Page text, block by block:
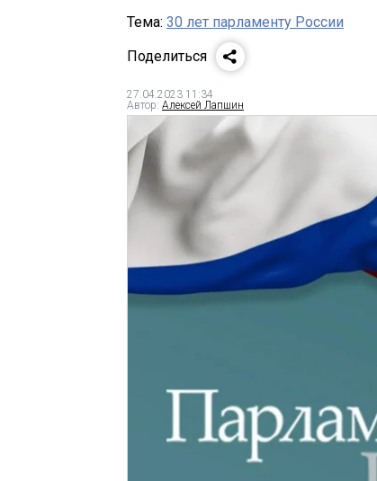
Тема: 30 лет парламенту России
Поделиться
27.04.2023 11:34
Автор: Алексей Лапшин